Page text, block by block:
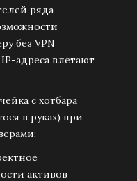
ряда
без VPN
адреса влетают
с хотбара
в руках) при
активов